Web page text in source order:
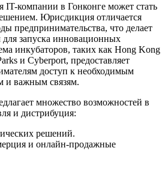
IT-компании в Гонконге может стать
Юрисдикция отличается
предпринимательства, что делает
запуска инновационных
инкубаторов, таких как Hong Kong
и Cyberport, предоставляет
доступ к необходимым
и важным связям.
множество возможностей в
и дистрибуция:
решений.
и онлайн-продажные